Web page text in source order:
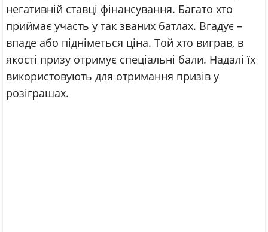
негативній ставці фінансування. Багато хто
приймає участь у так званих батлах. Вгадує –
впаде або підніметься ціна. Той хто виграв, в
якості призу отримує спеціальні бали. Надалі їх
використовують для отримання призів у
розіграшах.